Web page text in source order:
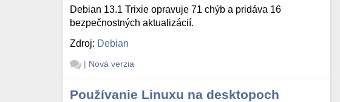
Debian 13.1 Trixie opravuje 71 chýb a pridáva 16
bezpečnostných aktualizácií.
Zdroj: Debian
| Nová verzia
Používanie Linuxu na desktopoch